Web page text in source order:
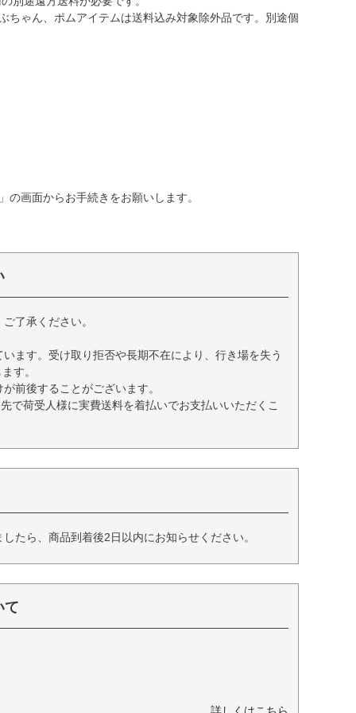
ちゃん、ポムアイテムは送料込み対象除外品です。別途個
画面からお手続きをお願いします。
了承ください。
ます。受け取り拒否や長期不在により、行き場を失う
す。
前後することがございます。
で荷受人様に実費送料を着払いでお支払いいただくこ
たら、商品到着後2日以内にお知らせください。
て
詳しくはこちら